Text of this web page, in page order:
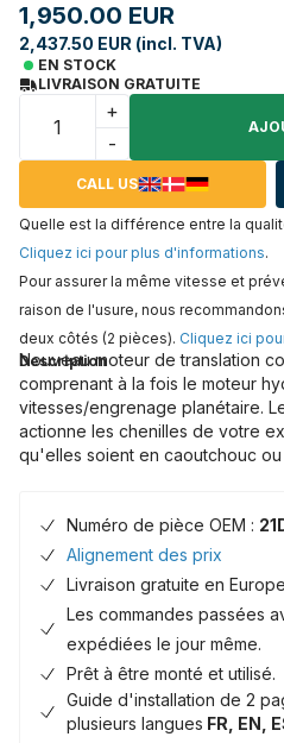
1,950.00 EUR
2,437.50 EUR (incl. TVA)
EN STOCK
LIVRAISON GRATUITE
+
-
CALL US
Quelle est la différence entre la
Cliquez ici pour plus d'informations.
Pour assurer la même vitesse et
raison de l'usure, nous
deux côtés (2 pièces). Cliquez ici
Description
Nouveau moteur de translation
comprenant à la fois le moteur
vitesses/engrenage planétaire.
actionne les chenilles de votre
qu'elles soient en caoutchouc ou
Numéro de pièce OEM :
Alignement des prix
Livraison gratuite en
Les commandes passées
expédiées le jour même.
Prêt à être monté et utilisé.
Guide d'installation de 2
plusieurs langues FR, EN,